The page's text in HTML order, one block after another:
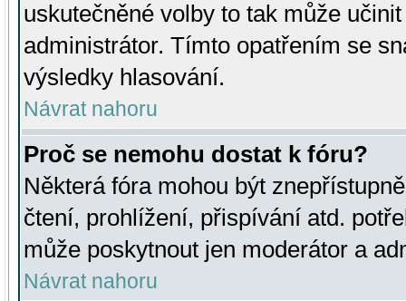
uskutečněné volby to tak může
administrátor. Tímto opatřením se
výsledky hlasování.
Návrat nahoru
Proč se nemohu dostat k fóru?
Některá fóra mohou být
čtení, prohlížení, přispívání atd.
může poskytnout jen moderátor a
Návrat nahoru